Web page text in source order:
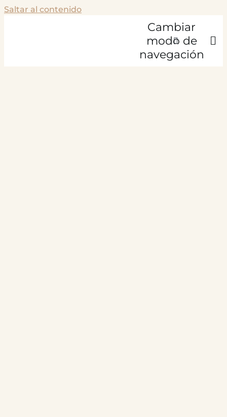
Saltar al contenido
Cambiar
modo de
navegación